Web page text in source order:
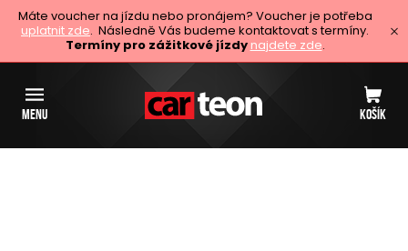
Máte voucher na jízdu nebo pronájem? Voucher je potřeba
uplatnit zde. Následně Vás budeme kontaktovat s termíny.
Termíny pro zážitkové jízdy najdete zde.
MENU KOŠÍK